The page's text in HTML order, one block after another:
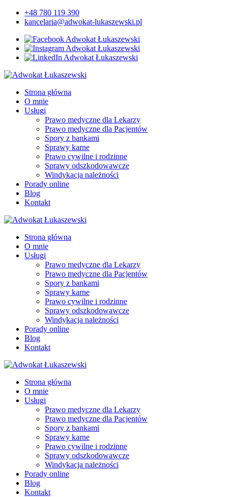
+48 780 119 390
kancelaria@adwokat-lukaszewski.pl
Strona główna
O mnie
Usługi
Prawo medyczne dla Lekarzy
Prawo medyczne dla Pacjentów
Spory z bankami
Sprawy karne
Prawo cywilne i rodzinne
Sprawy odszkodowawcze
Windykacja należności
Porady online
Blog
Kontakt
Strona główna
O mnie
Usługi
Prawo medyczne dla Lekarzy
Prawo medyczne dla Pacjentów
Spory z bankami
Sprawy karne
Prawo cywilne i rodzinne
Sprawy odszkodowawcze
Windykacja należności
Porady online
Blog
Kontakt
Strona główna
O mnie
Usługi
Prawo medyczne dla Lekarzy
Prawo medyczne dla Pacjentów
Spory z bankami
Sprawy karne
Prawo cywilne i rodzinne
Sprawy odszkodowawcze
Windykacja należności
Porady online
Blog
Kontakt